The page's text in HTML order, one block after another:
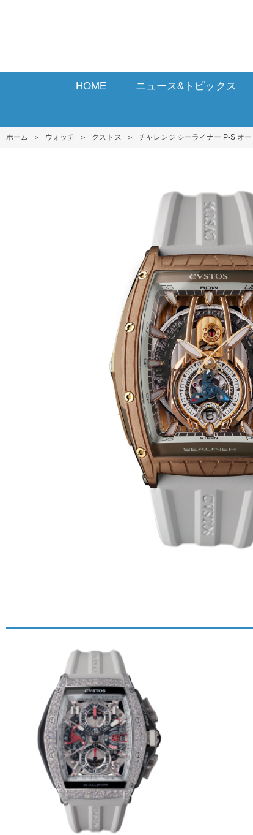
HOME ニュース&トピックス
ホーム ＞ ウォッチ ＞ クストス ＞ チャレンジ シーライナー P-S オ